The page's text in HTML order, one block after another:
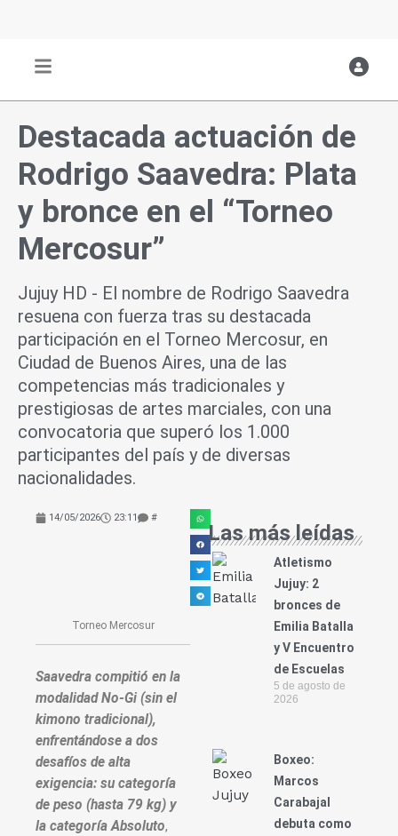
Destacada actuación de
Rodrigo Saavedra: Plata
y bronce en el “Torneo
Mercosur”
Jujuy HD - El nombre de Rodrigo Saavedra
resuena con fuerza tras su destacada
participación en el Torneo Mercosur, en
Ciudad de Buenos Aires, una de las
competencias más tradicionales y
prestigiosas de artes marciales, con una
convocatoria que superó los 1.000
participantes del país y de diversas
nacionalidades.
14/05/2026 23:11 #
Torneo Mercosur
Saavedra compitió en la
modalidad No-Gi (sin el
kimono tradicional),
enfrentándose a dos
desafíos de alta
exigencia: su categoría
de peso (hasta 79 kg) y
la categoría Absoluto,
Las más leídas
Atletismo
Jujuy: 2
bronces de
Emilia Batalla
y V Encuentro
de Escuelas
5 de agosto de
2026
Boxeo:
Marcos
Carabajal
debuta como